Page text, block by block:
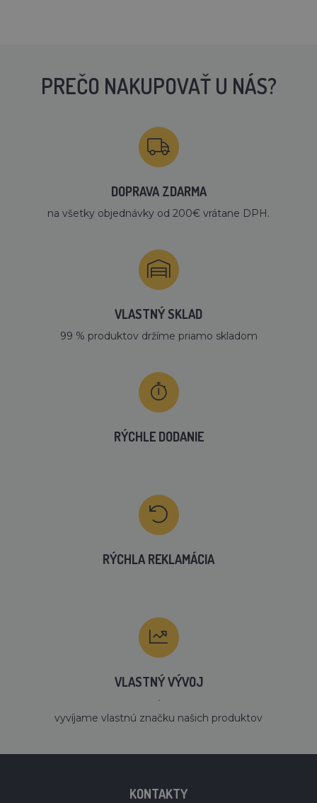
PREČO NAKUPOVAŤ U NÁS?
DOPRAVA ZDARMA
na všetky objednávky od 200€ vrátane DPH.
VLASTNÝ SKLAD
99 % produktov držíme priamo skladom
RÝCHLE DODANIE
RÝCHLA REKLAMÁCIA
VLASTNÝ VÝVOJ
´
vyvíjame vlastnú značku našich produktov
KONTAKTY